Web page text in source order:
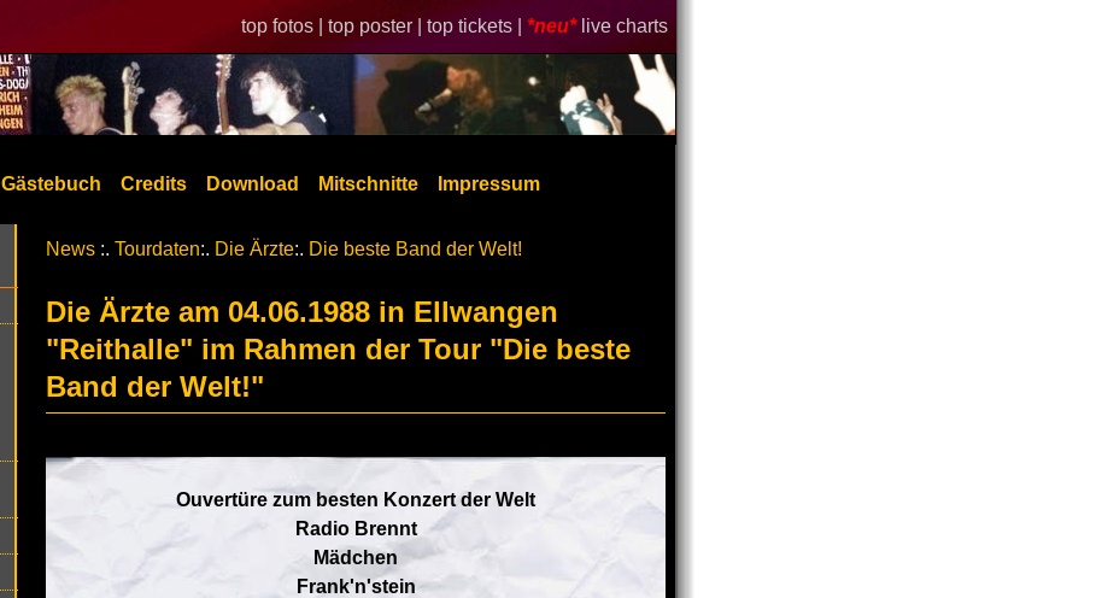
top fotos | top poster | top tickets | *neu* live charts
Gästebuch Credits Download Mitschnitte Impressum
News :. Tourdaten:. Die Ärzte:. Die beste Band der Welt!
Die Ärzte am 04.06.1988 in Ellwangen
"Reithalle" im Rahmen der Tour "Die beste
Band der Welt!"
Ouvertüre zum besten Konzert der Welt
Radio Brennt
Mädchen
Frank'n'stein